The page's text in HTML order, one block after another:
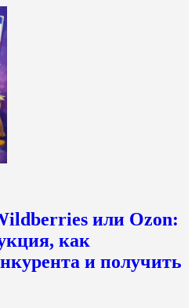
или Ozon:
как
и получить